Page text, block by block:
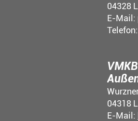
04328
E-Mail:
04318
E-Mail: